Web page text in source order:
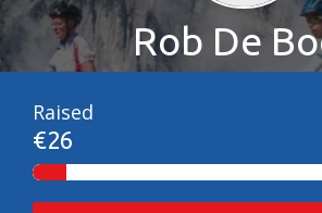
Rob De
Raised
€26